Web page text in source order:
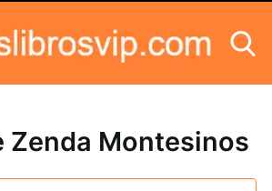
Zenda Montesinos